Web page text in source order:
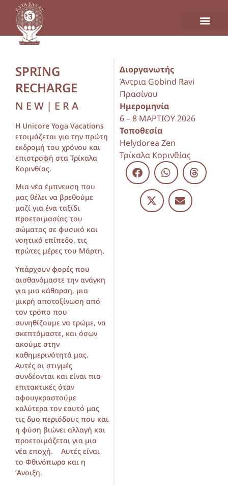
SPRING
RECHARGE
N E W | E R A
H Unicore Yoga Vacations
ετοιμάζεται για την πρώτη
εκδρομή του χρόνου και
επιστροφή στα Τρίκαλα
Κορινθίας.
Μια νέα έμπνευση που
μας θέλει να βρεθούμε
μαζί για ένα ταξίδι
προετοιμασίας του
σώματος σε φυσικό και
νοητικό επίπεδο, τις
πρώτες μέρες του Μάρτη.
Υπάρχουν φορές που
αισθανόμαστε την ανάγκη
για μια κάθαρση, μια
μικρή αποτοξίνωση από
τον τρόπο που
συνηθίζουμε να τρώμε, να
σκεπτόμαστε, και όσων
ακούμε στην
καθημερινότητά μας.
Αυτές οι στιγμές
συνδέονται και είναι πιο
επιτακτικές όταν
αφουγκραστούμε
καλύτερα τον εαυτό μας
τις δυο περιόδους που και
η φύση βιώνει αλλαγή και
προετοιμάζεται για μια
νέα εποχή. Αυτές είναι
το Φθινόπωρο και η
‘Ανοιξη.
Διοργανωτής
Άντρια Gobind Ravi
Πρασίνου
Ημερομηνία
6 – 8 ΜΑΡΤΙΟΥ 2026
Τοποθεσία
Helydorea Zen
Τρίκαλα Κορινθίας